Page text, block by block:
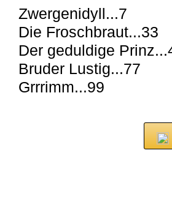
Zwergenidyll...7
Die Froschbraut...33
Der geduldige
Bruder Lustig...77
Grrrimm...99